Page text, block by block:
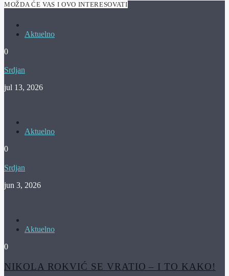
MOŽDA ĆE VAS I OVO INTERESOVATI
Aktuelno
0
Srdjan
jul 13, 2026
Aktuelno
0
Srdjan
jun 3, 2026
Aktuelno
0
NIKOLA ROKVIĆ SE VRATIO – I TO KAKO!